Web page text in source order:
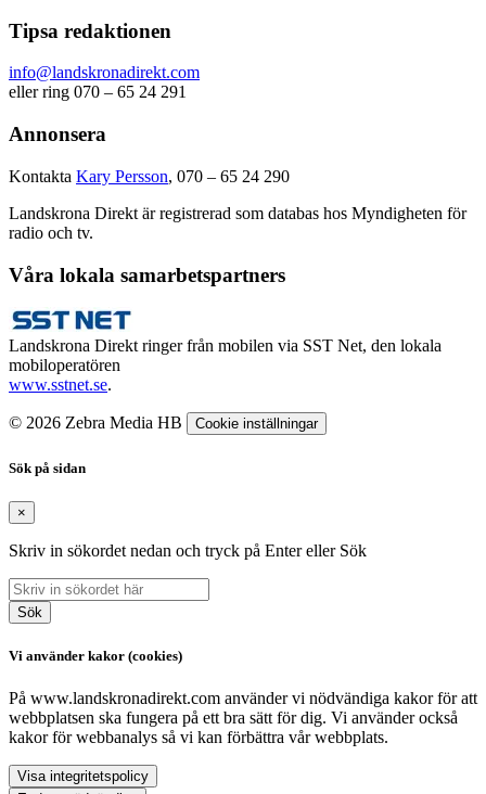
Tipsa redaktionen
info@landskronadirekt.com
eller ring 070 – 65 24 291
Annonsera
Kontakta Kary Persson, 070 – 65 24 290
Landskrona Direkt är registrerad som databas hos Myndigheten för
radio och tv.
Våra lokala samarbetspartners
Landskrona Direkt ringer från mobilen via SST Net, den lokala
mobiloperatören
www.sstnet.se.
© 2026 Zebra Media HB Cookie inställningar
Sök på sidan
×
Skriv in sökordet nedan och tryck på Enter eller Sök
Sök
Vi använder kakor (cookies)
På www.landskronadirekt.com använder vi nödvändiga kakor för att
webbplatsen ska fungera på ett bra sätt för dig. Vi använder också
kakor för webbanalys så vi kan förbättra vår webbplats.
Visa integritetspolicy